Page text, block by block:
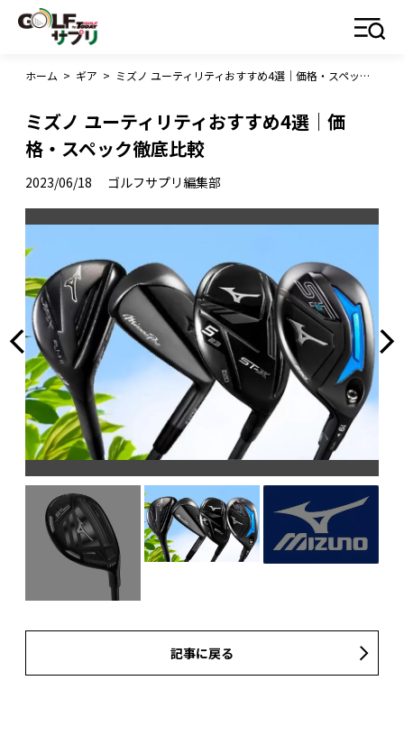
ホーム > ギア > ミズノ ユーティリティおすすめ4選｜価格・スペック徹底比較
ミズノ ユーティリティおすすめ4選｜価
格・スペック徹底比較
2023/06/18 ゴルフサプリ編集部
記事に戻る